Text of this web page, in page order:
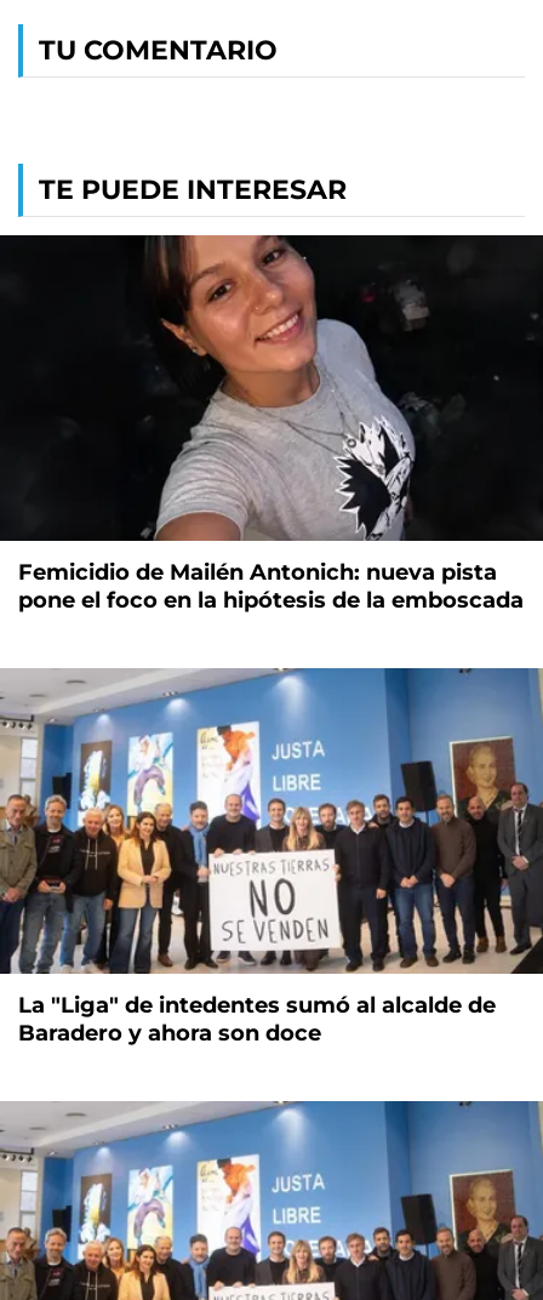
TU COMENTARIO
TE PUEDE INTERESAR
Femicidio de Mailén Antonich: nueva pista
pone el foco en la hipótesis de la emboscada
La "Liga" de intedentes sumó al alcalde de
Baradero y ahora son doce